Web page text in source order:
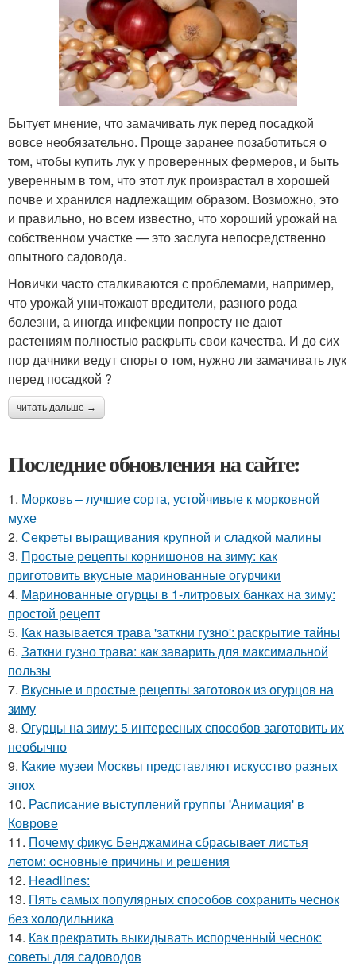
Бытует мнение, что замачивать лук перед посадкой
вовсе необязательно. Проще заранее позаботиться о
том, чтобы купить лук у проверенных фермеров, и быть
уверенным в том, что этот лук произрастал в хорошей
почве и хранился надлежащим образом. Возможно, это
и правильно, но всем известно, что хороший урожай на
собственном участке — это заслуга непосредственно
опытного садовода.
Новички часто сталкиваются с проблемами, например,
что урожай уничтожают вредители, разного рода
болезни, а иногда инфекции попросту не дают
растениям полностью раскрыть свои качества. И до сих
пор дачники ведут споры о том, нужно ли замачивать лук
перед посадкой ?
читать дальше →
Последние обновления на сайте:
1. Морковь – лучшие сорта, устойчивые к морковной
мухе
2. Секреты выращивания крупной и сладкой малины
3. Простые рецепты корнишонов на зиму: как
приготовить вкусные маринованные огурчики
4. Маринованные огурцы в 1-литровых банках на зиму:
простой рецепт
5. Как называется трава 'заткни гузно': раскрытие тайны
6. Заткни гузно трава: как заварить для максимальной
пользы
7. Вкусные и простые рецепты заготовок из огурцов на
зиму
8. Огурцы на зиму: 5 интересных способов заготовить их
необычно
9. Какие музеи Москвы представляют искусство разных
эпох
10. Расписание выступлений группы 'Анимация' в
Коврове
11. Почему фикус Бенджамина сбрасывает листья
летом: основные причины и решения
12. Headlines:
13. Пять самых популярных способов сохранить чеснок
без холодильника
14. Как прекратить выкидывать испорченный чеснок:
советы для садоводов